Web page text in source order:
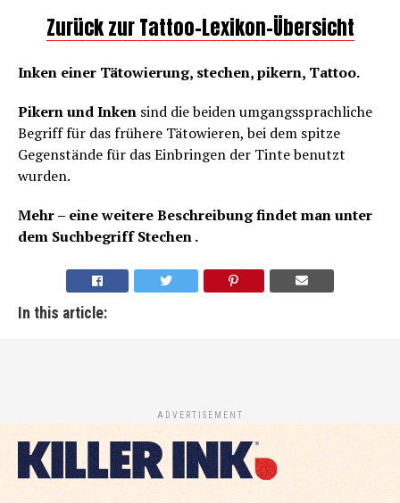
Zurück zur Tattoo-Lexikon-Übersicht
Inken einer Tätowierung, stechen, pikern, Tattoo.
Pikern und Inken sind die beiden umgangssprachliche
Begriff für das frühere Tätowieren, bei dem spitze
Gegenstände für das Einbringen der Tinte benutzt
wurden.
Mehr – eine weitere Beschreibung findet man unter
dem Suchbegriff Stechen .
In this article:
ADVERTISEMENT